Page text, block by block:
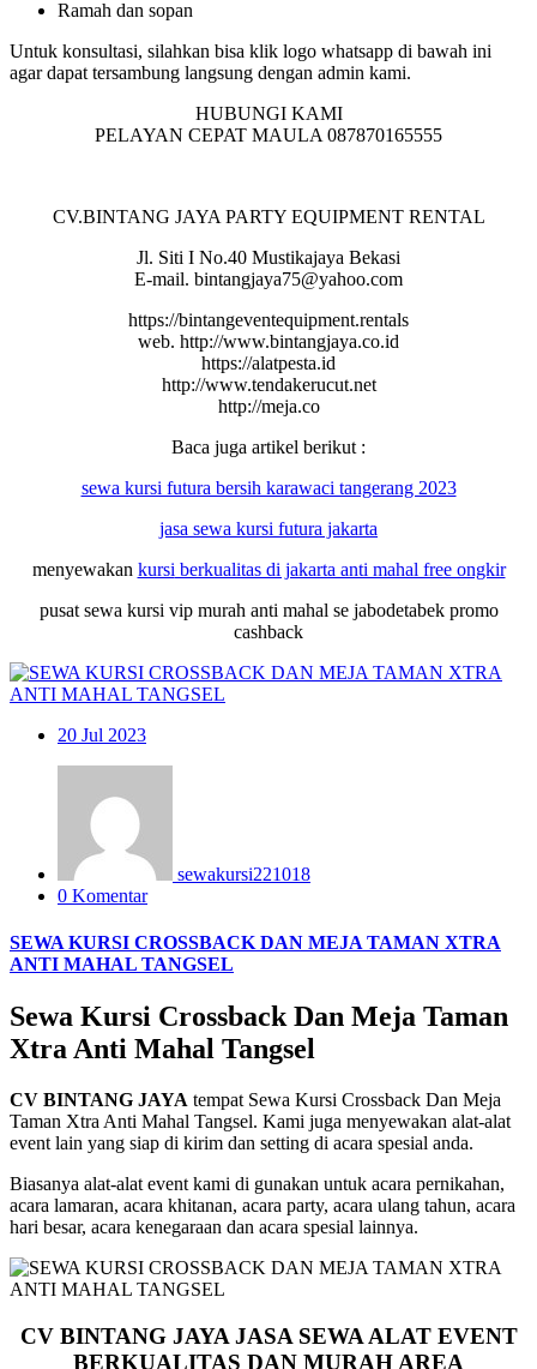
Ramah dan sopan
Untuk konsultasi, silahkan bisa klik logo whatsapp di bawah ini
agar dapat tersambung langsung dengan admin kami.
HUBUNGI KAMI
PELAYAN CEPAT MAULA 087870165555
CV.BINTANG JAYA PARTY EQUIPMENT RENTAL
Jl. Siti I No.40 Mustikajaya Bekasi
E-mail. bintangjaya75@yahoo.com
https://bintangeventequipment.rentals
web. http://www.bintangjaya.co.id
https://alatpesta.id
http://www.tendakerucut.net
http://meja.co
Baca juga artikel berikut :
sewa kursi futura bersih karawaci tangerang 2023
jasa sewa kursi futura jakarta
menyewakan kursi berkualitas di jakarta anti mahal free ongkir
pusat sewa kursi vip murah anti mahal se jabodetabek promo
cashback
20 Jul 2023
sewakursi221018
0 Komentar
SEWA KURSI CROSSBACK DAN MEJA TAMAN XTRA
ANTI MAHAL TANGSEL
Sewa Kursi Crossback Dan Meja Taman
Xtra Anti Mahal Tangsel
CV BINTANG JAYA tempat Sewa Kursi Crossback Dan Meja
Taman Xtra Anti Mahal Tangsel. Kami juga menyewakan alat-alat
event lain yang siap di kirim dan setting di acara spesial anda.
Biasanya alat-alat event kami di gunakan untuk acara pernikahan,
acara lamaran, acara khitanan, acara party, acara ulang tahun, acara
hari besar, acara kenegaraan dan acara spesial lainnya.
CV BINTANG JAYA JASA SEWA ALAT EVENT
BERKUALITAS DAN MURAH AREA